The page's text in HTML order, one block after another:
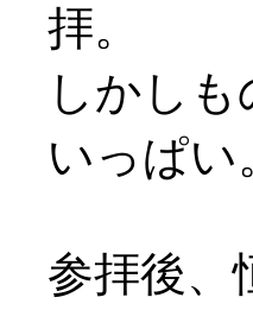
拝。
しかし
いっぱい
参拝後、